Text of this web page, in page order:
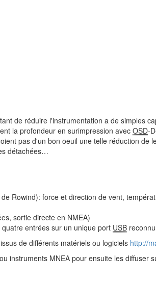
de réduire l'instrumentation a de simples
la profondeur en surimpression avec OSD-
pas d'un bon oeuil une telle réduction de
détachées…
Rowind): force et direction de vent,
sortie directe en NMEA)
quatre entrées sur un unique port USB
de différents matériels ou logiciels http://
instruments MNEA pour ensuite les diffuser